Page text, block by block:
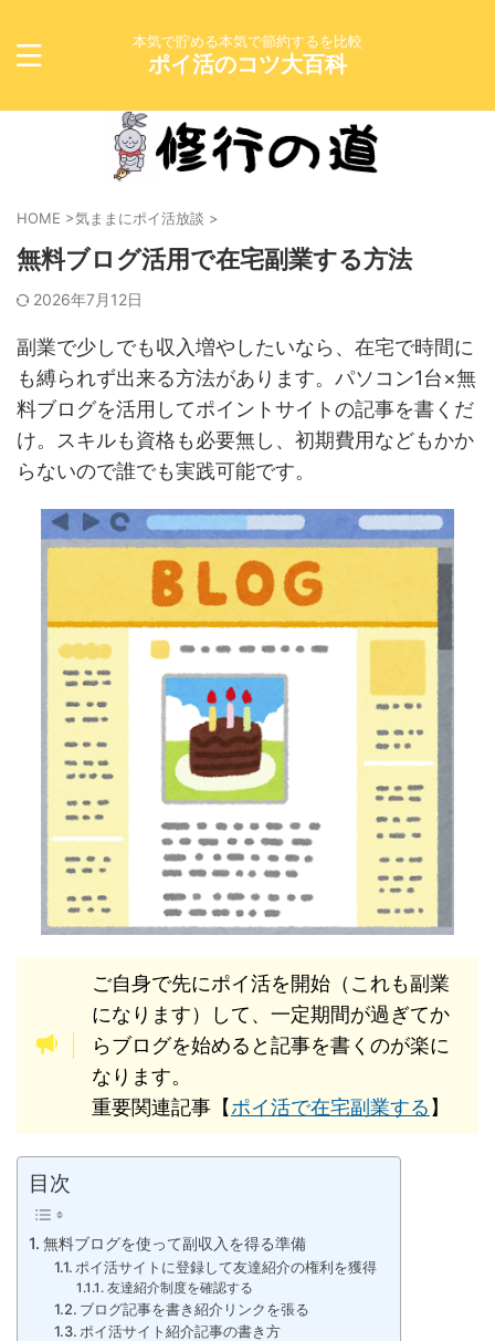
本気で貯める本気で節約するを比較
ポイ活のコツ大百科
HOME >気ままにポイ活放談 >
無料ブログ活用で在宅副業する方法
2026年7月12日
副業で少しでも収入増やしたいなら、在宅で時間に
も縛られず出来る方法があります。パソコン1台×無
料ブログを活用してポイントサイトの記事を書くだ
け。スキルも資格も必要無し、初期費用などもかか
らないので誰でも実践可能です。
ご自身で先にポイ活を開始（これも副業
になります）して、一定期間が過ぎてか
らブログを始めると記事を書くのが楽に
なります。
重要関連記事【ポイ活で在宅副業する】
目次
無料ブログを使って副収入を得る準備
ポイ活サイトに登録して友達紹介の権利を獲得
友達紹介制度を確認する
ブログ記事を書き紹介リンクを張る
ポイ活サイト紹介記事の書き方